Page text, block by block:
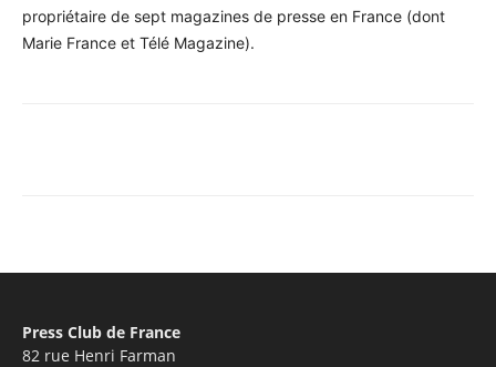
propriétaire de sept magazines de presse en France (dont
Marie France et Télé Magazine).
Press Club de France
82 rue Henri Farman